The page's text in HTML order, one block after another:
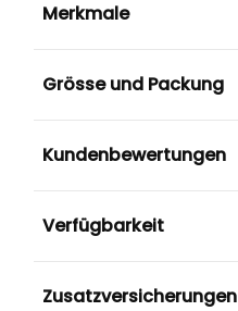
Merkmale
Grösse und Packung
Kundenbewertungen
Verfügbarkeit
Zusatzversicherungen